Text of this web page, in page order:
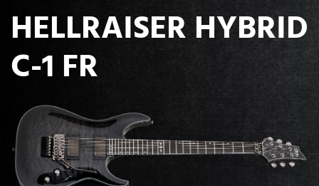
HELLRAISER HYBRID
C-1 FR